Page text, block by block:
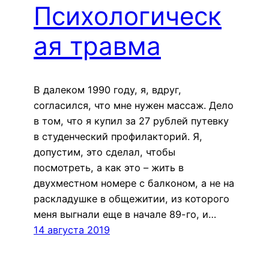
Психологическ
ая травма
В далеком 1990 году, я, вдруг,
согласился, что мне нужен массаж. Дело
в том, что я купил за 27 рублей путевку
в студенческий профилакторий. Я,
допустим, это сделал, чтобы
посмотреть, а как это – жить в
двухместном номере с балконом, а не на
раскладушке в общежитии, из которого
меня выгнали еще в начале 89-го, и…
14 августа 2019